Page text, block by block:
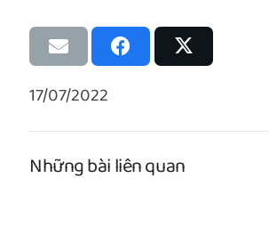
17/07/2022
Những bài liên quan